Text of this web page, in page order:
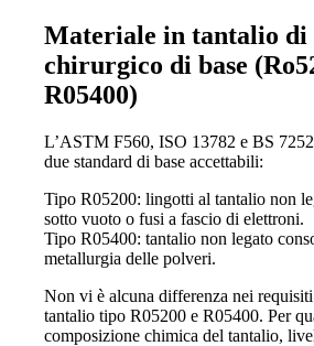
Materiale in tantalio di
chirurgico di base
R05400)
L’ASTM F560, ISO 13782 e BS
due standard di base accettabili:
Tipo R05200: lingotti al tantalio non
sotto vuoto o fusi a fascio di elettroni.
Tipo R05400: tantalio non legato
metallurgia delle polveri.
Non vi è alcuna differenza nei
tantalio tipo R05200 e R05400. Per
composizione chimica del tantalio,